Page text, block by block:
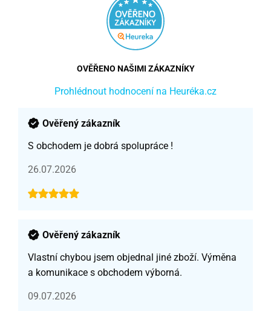
OVĚŘENO NAŠIMI ZÁKAZNÍKY
Prohlédnout hodnocení na Heuréka.cz
Ověřený zákazník
S obchodem je dobrá spolupráce !
26.07.2026
Ověřený zákazník
Vlastní chybou jsem objednal jiné zboží. Výměna
a komunikace s obchodem výborná.
09.07.2026